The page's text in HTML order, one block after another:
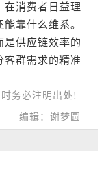
消费者日益理
靠什么维系。
是供应链效率的
客群需求的精准
时务必注明出处!
编辑：谢梦圆